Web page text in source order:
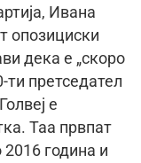
Ивана
опозициски
дека е „скоро
ти претседател
е
Таа првпат
година и